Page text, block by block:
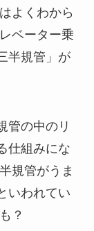
よくわから
ベーター乗
半規管」が
管の中のリ
仕組みにな
規管がうま
いわれてい
？